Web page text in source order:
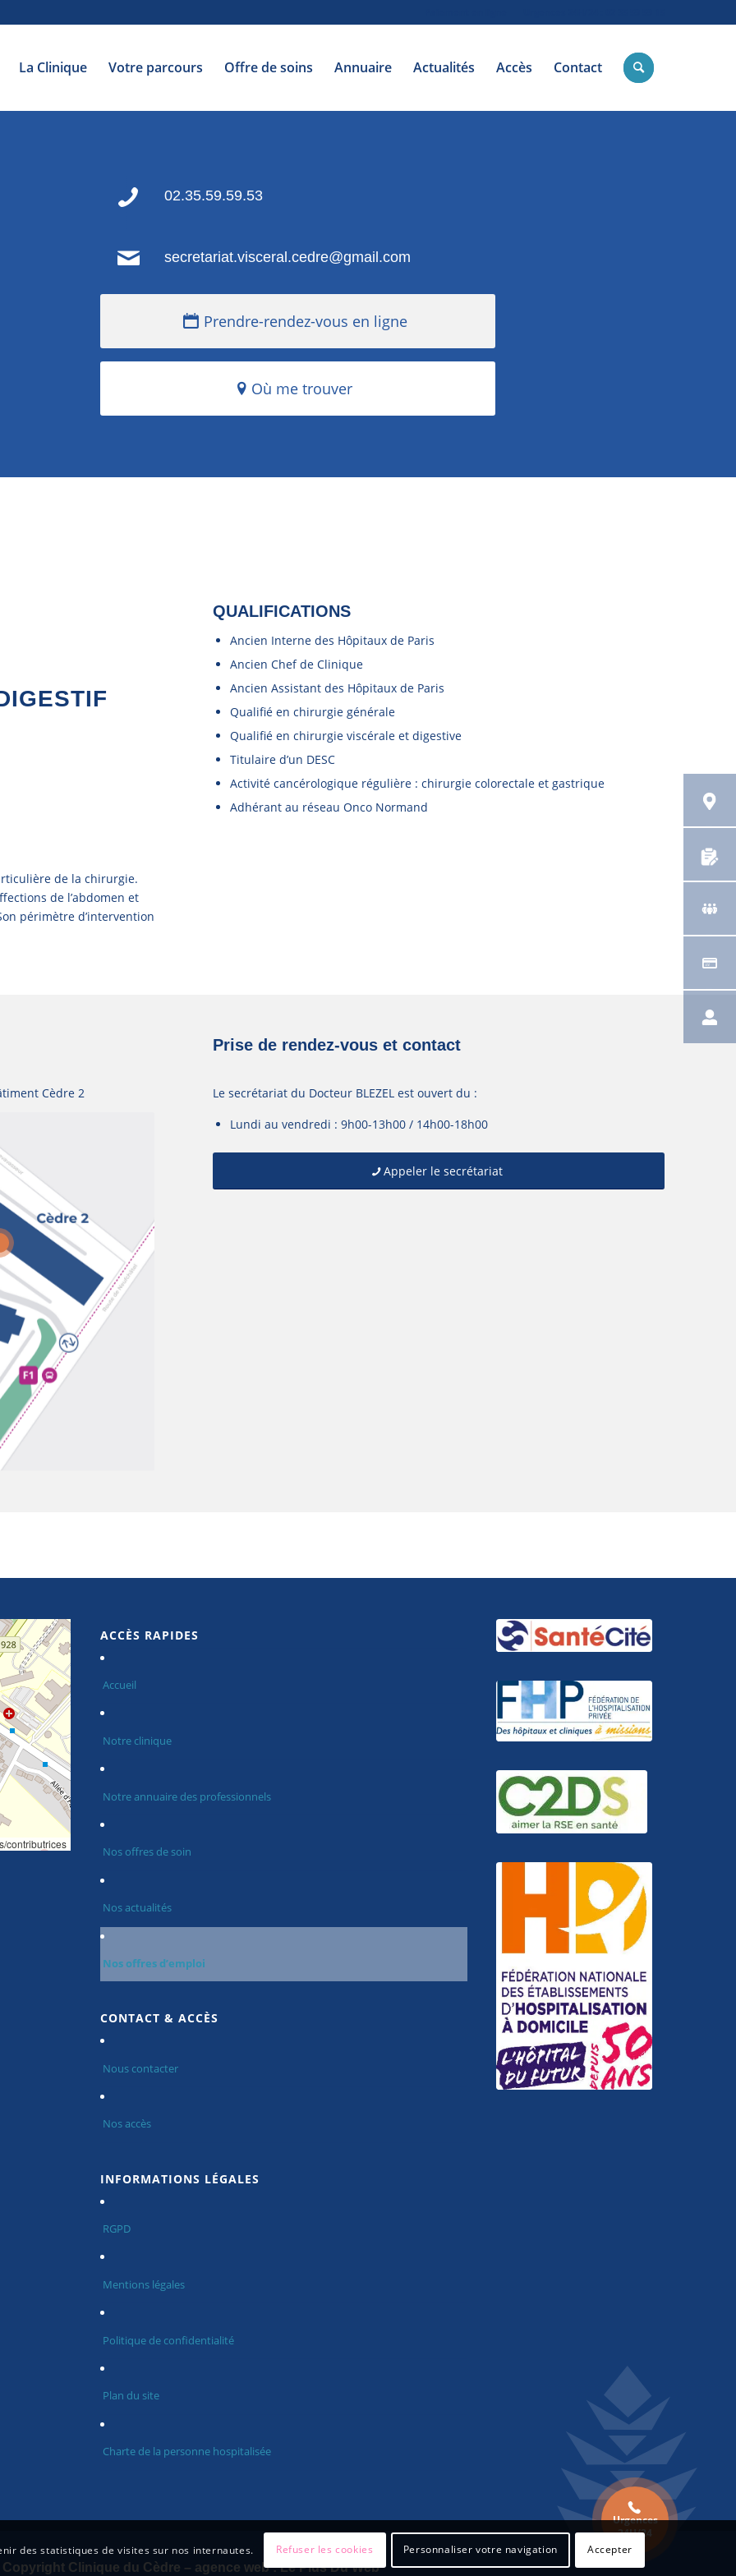
La Clinique Votre parcours Offre de soins Annuaire Actualités Accès Contact
Urgences
24H/24
02.35.59.59.53
secretariat.visceral.cedre@gmail.com
Prendre-rendez-vous en ligne
Où me trouver
de la chirurgie.
de l’abdomen et
périmètre d’intervention
QUALIFICATIONS
Ancien Interne des Hôpitaux de Paris
Ancien Chef de Clinique
Ancien Assistant des Hôpitaux de Paris
Qualifié en chirurgie générale
Qualifié en chirurgie viscérale et digestive
Titulaire d’un DESC
Activité cancérologique régulière : chirurgie colorectale et gastrique
Adhérant au réseau Onco Normand
Cèdre 2
Prise de rendez-vous et contact
Le secrétariat du Docteur BLEZEL est ouvert du :
Lundi au vendredi : 9h00-13h00 / 14h00-18h00
Appeler le secrétariat
contributrices
ACCÈS RAPIDES
Accueil
Notre clinique
Notre annuaire des professionnels
Nos offres de soin
Nos actualités
Nos offres d’emploi
CONTACT & ACCÈS
Nous contacter
Nos accès
INFORMATIONS LÉGALES
RGPD
Mentions légales
Politique de confidentialité
Plan du site
Charte de la personne hospitalisée
Clinique du Cèdre – agence web :Le Plus Du Web
des statistiques de visites sur nos internautes. Refuser les cookies Personnaliser votre navigation Accepter